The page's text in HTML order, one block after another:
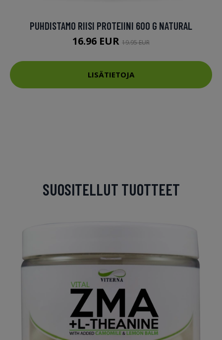
PUHDISTAMO RIISI PROTEIINI 600 G NATURAL
16.96 EUR 19.95 EUR
LISÄTIETOJA
SUOSITELLUT TUOTTEET